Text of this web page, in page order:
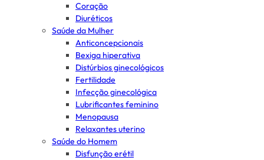
Coração
Diuréticos
Saúde da Mulher
Anticoncepcionais
Bexiga hiperativa
Distúrbios ginecológicos
Fertilidade
Infecção ginecológica
Lubrificantes feminino
Menopausa
Relaxantes uterino
Saúde do Homem
Disfunção erétil